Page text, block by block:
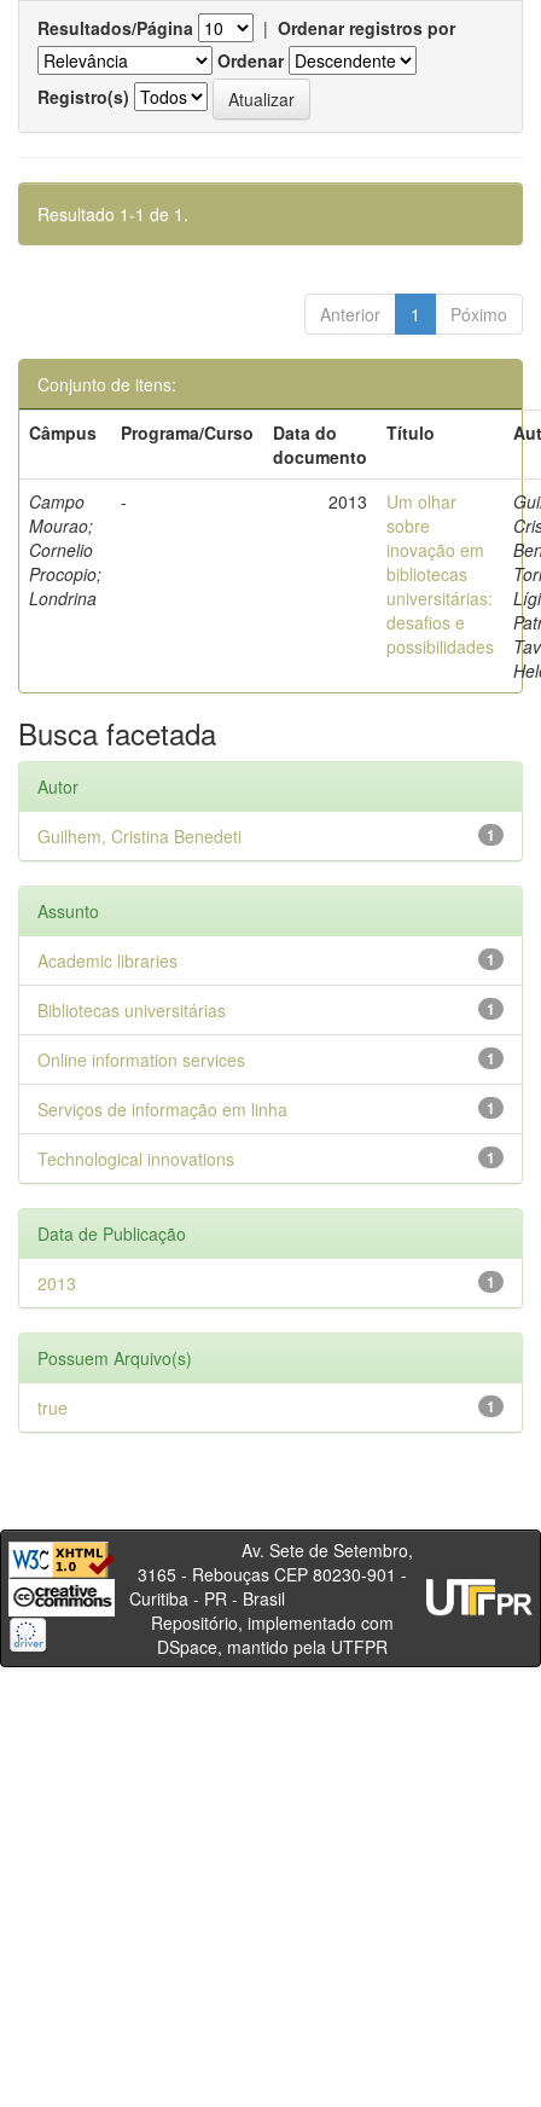
Resultados/Página | Ordenar registros por
Ordenar
Registro(s)
Resultado 1-1 de 1.
Anterior 1 Póximo
Conjunto de itens:
Câmpus
Programa/Curso
Data do
documento
Título
Campo
Mourao;
Cornelio
Procopio;
Londrina
- 2013
Um olhar
sobre
inovação em
bibliotecas
universitárias:
desafios e
possibilidades
Busca facetada
Autor
1
Guilhem, Cristina Benedeti
Assunto
1
Academic libraries
1
Bibliotecas universitárias
1
Online information services
1
Serviços de informação em linha
1
Technological innovations
Data de Publicação
1
2013
Possuem Arquivo(s)
1
true
Av. Sete de Setembro,
3165 - Rebouças CEP 80230-901 -
Curitiba - PR - Brasil
Repositório, implementado com
DSpace, mantido pela UTFPR